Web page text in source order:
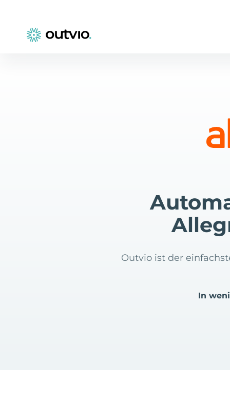
Outvio ist der
In